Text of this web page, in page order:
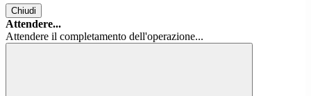
Chiudi
Attendere...
Attendere il completamento dell'operazione...